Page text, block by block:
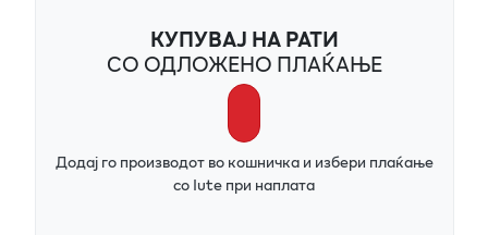
КУПУВАЈ НА РАТИ
СО ОДЛОЖЕНО ПЛАЌАЊЕ
Додај го производот во кошничка и избери плаќање
со Iute при наплата